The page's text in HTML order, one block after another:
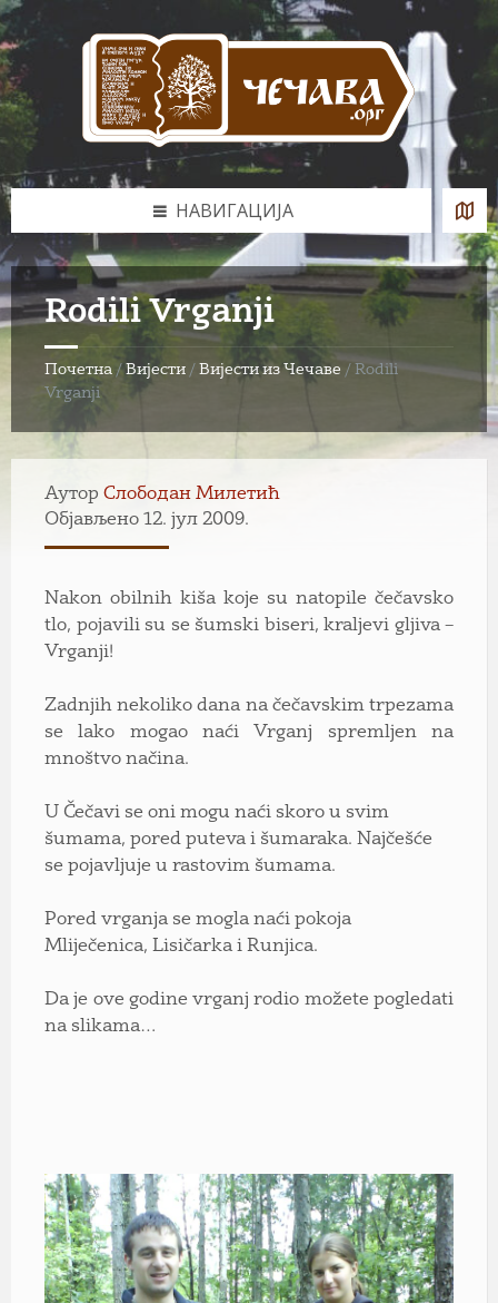
Skip
to
content
Skip
to
left
sidebar
Skip
to
footer
НАВИГАЦИЈА
Rodili Vrganji
Почетна /Вијести / Вијести из Чечаве / Rodili
Vrganji
Аутор Слободан Милетић
Објављено 12. јул 2009.
Nakon obilnih kiša koje su natopile čečavsko
tlo, pojavili su se šumski biseri, kraljevi gljiva –
Vrganji!
Zadnjih nekoliko dana na čečavskim trpezama
se lako mogao naći Vrganj spremljen na
mnoštvo načina.
U Čečavi se oni mogu naći skoro u svim
šumama, pored puteva i šumaraka. Najčešće
se pojavljuje u rastovim šumama.
Pored vrganja se mogla naći pokoja
Mliječenica, Lisičarka i Runjica.
Da je ove godine vrganj rodio možete pogledati
na slikama…